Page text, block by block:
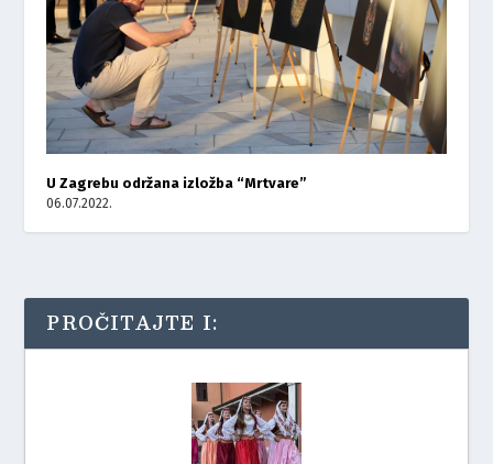
U Zagrebu održana izložba “Mrtvare”
06.07.2022.
PROČITAJTE I: